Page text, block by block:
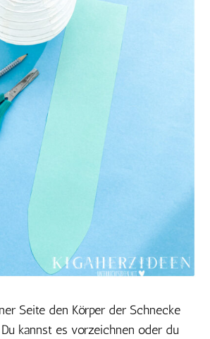
Seite den Körper der Schnecke
kannst es vorzeichnen oder du